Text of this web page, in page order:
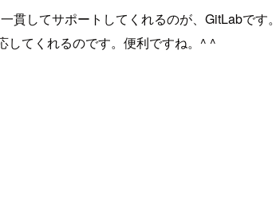
してサポートしてくれるのが、GitLabです。
してくれるのです。便利ですね。^ ^